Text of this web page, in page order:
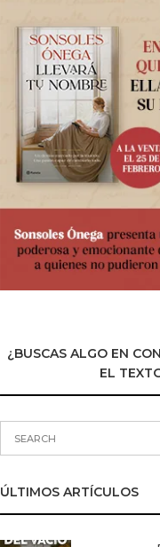
¿BUSCAS ALGO EN
EL
ÚLTIMOS ARTÍCULOS